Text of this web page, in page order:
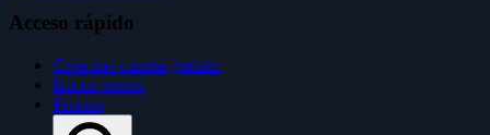
Acceso rápido
Crea una cuenta gratuita
Iniciar sesión
Precios